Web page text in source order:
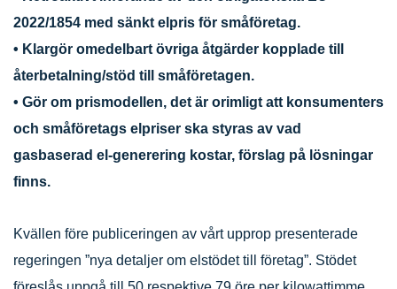
2022/1854 med sänkt elpris för småföretag.
• Klargör omedelbart övriga åtgärder kopplade till
återbetalning/stöd till småföretagen.
• Gör om prismodellen, det är orimligt att konsumenters
och småföretags elpriser ska styras av vad
gasbaserad el-generering kostar, förslag på lösningar
finns.
Kvällen före publiceringen av vårt upprop presenterade
regeringen ”nya detaljer om elstödet till företag”. Stödet